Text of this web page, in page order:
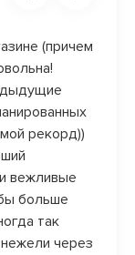
(причем
рекорд))
вежливые
больше
так
через